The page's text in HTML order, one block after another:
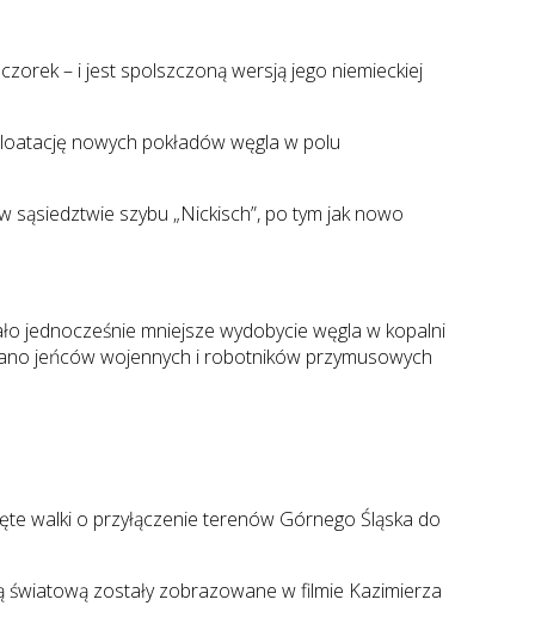
– i jest spolszczoną wersją jego niemieckiej
nowych pokładów węgla w polu
szybu „Nickisch”, po tym jak nowo
jednocześnie mniejsze wydobycie węgla w kopalni
jeńców wojennych i robotników przymusowych
walki o przyłączenie terenów Górnego Śląska do
zostały zobrazowane w filmie Kazimierza